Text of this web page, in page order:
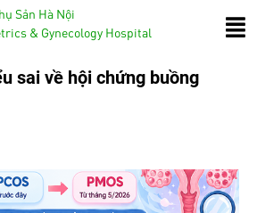
Sản Hà Nội
& Gynecology Hospital
sai về hội chứng buồng